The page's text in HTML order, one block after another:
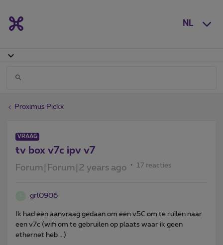
NL
Proximus Pickx
VRAAG
tv box v7c ipv v7
Forum|Forum|2 years ago 17 reacties
grl0906
Ik had een aanvraag gedaan om een v5C om te ruilen naar
een v7c (wifi om te gebruilen op plaats waar ik geen
ethernet heb ...)